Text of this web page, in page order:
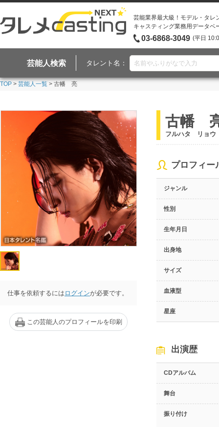
芸能業界最大級！モデル・タレ
キャスティング業務用データベ
03-6868-3049 (平日
芸能人検索 タレント名：
TOP > 芸能人一覧 > 古幡 亮
仕事を依頼するには ログインが必要です。
この芸能人のプロフィールを印刷
古幡
フルハタ リョウ
プロフィー
ジャンル
性別
生年月日
出身地
サイズ
血液型
星座
出演歴
CDアルバム
舞台
振り付け